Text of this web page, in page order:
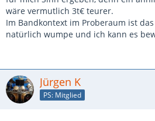
wäre vermutlich 3t€ teurer.
Im Bandkontext im Proberaum ist
natürlich wumpe und ich kann es
Jürgen K
PS: Mitglied